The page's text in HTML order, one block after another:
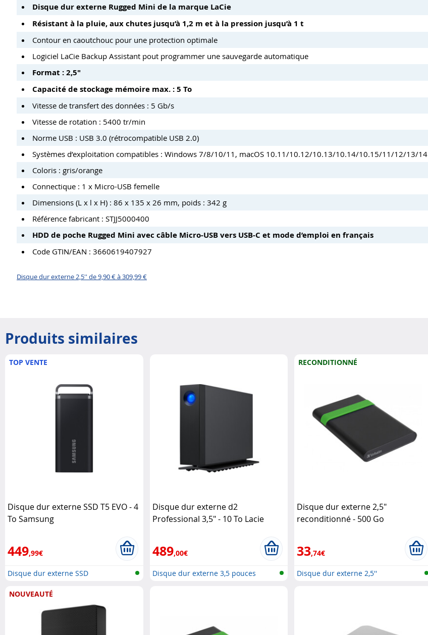
Disque dur externe Rugged Mini de la marque LaCie
Résistant à la pluie, aux chutes jusqu’à 1,2 m et à la pression jusqu’à 1 t
Contour en caoutchouc pour une protection optimale
Logiciel LaCie Backup Assistant pout programmer une sauvegarde automatique
Format : 2,5"
Capacité de stockage mémoire max. : 5 To
Vitesse de transfert des données : 5 Gb/s
Vitesse de rotation : 5400 tr/min
Norme USB : USB 3.0 (rétrocompatible USB 2.0)
Systèmes d’exploitation compatibles : Windows 7/8/10/11, macOS 10.11/10.12/10.13/10.14/10.15/11/12/13/14
Coloris : gris/orange
Connectique : 1 x Micro-USB femelle
Dimensions (L x l x H) : 86 x 135 x 26 mm, poids : 342 g
Référence fabricant : STJJ5000400
HDD de poche Rugged Mini avec câble Micro-USB vers USB-C et mode d’emploi en français
Code GTIN/EAN : 3660619407927
Disque dur externe 2,5'' de 9,90 € à 309,99 €
Produits similaires
TOP VENTE
Disque dur externe SSD T5 EVO - 4
To Samsung
449,99€
Disque dur externe SSD
Disque dur externe d2
Professional 3,5" - 10 To Lacie
489,00€
Disque dur externe 3,5 pouces
RECONDITIONNÉ
Disque dur externe 2,5"
reconditionné - 500 Go
33,74€
Disque dur externe 2,5''
NOUVEAUTÉ